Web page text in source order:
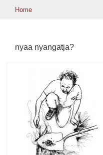
nyaa nyangatja?
Home